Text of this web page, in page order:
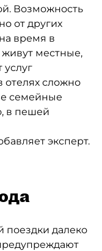
Возможность
от других
время в
живут местные,
услуг
отелях сложно
семейные
в пешей
эксперт.
поездки далеко